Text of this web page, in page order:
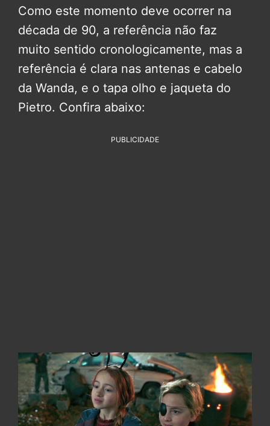
Como este momento deve ocorrer na
década de 90, a referência não faz
muito sentido cronologicamente, mas a
referência é clara nas antenas e cabelo
da Wanda, e o tapa olho e jaqueta do
Pietro. Confira abaixo:
PUBLICIDADE